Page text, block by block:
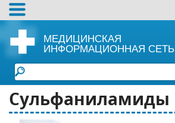
МЕДИЦИНСКАЯ
ИНФОРМАЦИОННАЯ СЕТЬ
Сульфаниламиды